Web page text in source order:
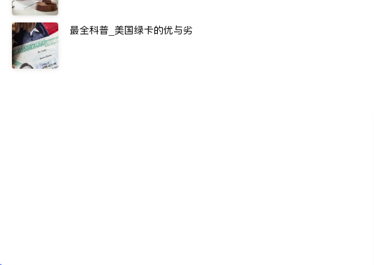
最全科普_美国绿卡的优与劣